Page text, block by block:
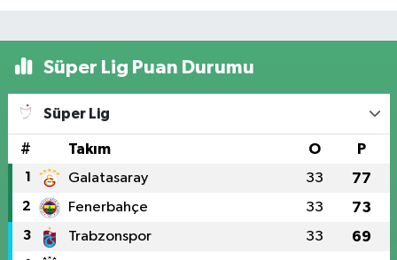
Süper Lig Puan Durumu
Süper Lig
# Takım O P
1 Galatasaray 33 77
2 Fenerbahçe 33 73
3 Trabzonspor 33 69